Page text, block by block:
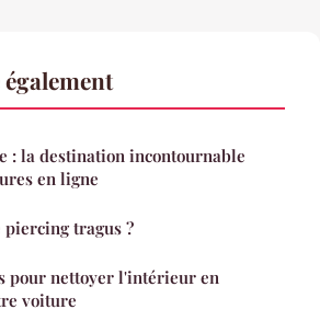
: la destination incontournable
en ligne
piercing tragus ?
pour nettoyer l'intérieur en
voiture